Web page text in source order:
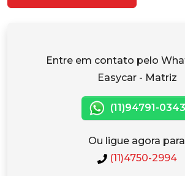
Entre em contato pelo
Easycar - Matriz
(11)94791-0343
Ou ligue agora
(11)4750-2994